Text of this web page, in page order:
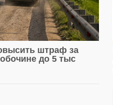
штраф за
до 5 тыс